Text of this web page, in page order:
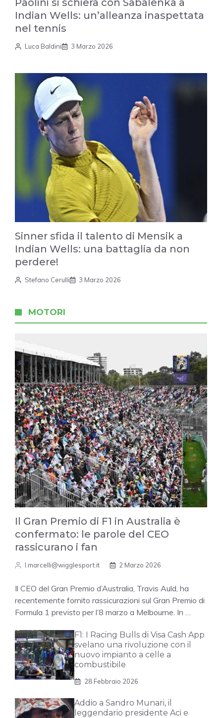
Paolini si schiera con Sabalenka a
Indian Wells: un’alleanza inaspettata
nel tennis
Luca Baldini 3 Marzo 2026
Sinner sfida il talento di Mensik a
Indian Wells: una battaglia da non
perdere!
Stefano Cerulli 3 Marzo 2026
MOTORI
Il Gran Premio di F1 in Australia è
confermato: le parole del CEO
rassicurano i fan
l.marcelli@wigglesport.it 2 Marzo 2026
Il CEO del Gran Premio d’Australia, Travis Auld, ha
recentemente fornito rassicurazioni sul Gran Premio di
Formula 1 previsto per l’8 marzo a Melbourne. In …
F1: I Racing Bulls di Visa Cash App
svelano una rivoluzione con il
nuovo impianto a celle a
combustibile
28 Febbraio 2026
Addio a Sandro Munari, il
leggendario presidente Aci e